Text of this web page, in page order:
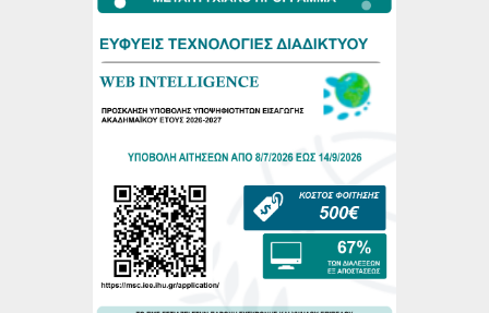
Download (PDF, 191KB)
ΤΕΛΕΥΤΑΙΕΣ ΑΝΑΚΟΙΝΩΣΕΙΣ
Πρόσκληση υποβολής υποψηφιότητας για την εισαγωγή
2026-2027
07/07/2026
Πρόγραμμα Παρουσιάσεων Μεταπτυχιακών Διπλωματικών
Εργασιών Ιούνιος 2026
22/06/2026